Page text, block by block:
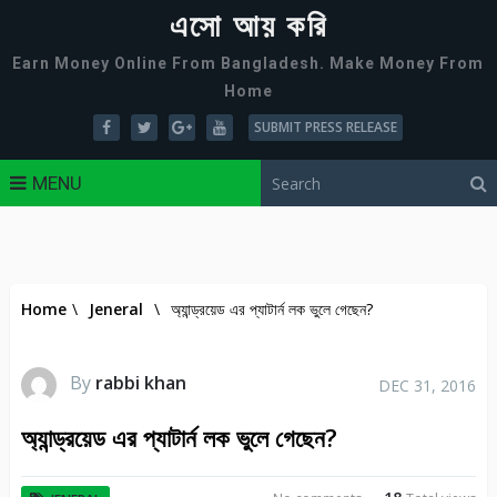
এসো আয় করি
Earn Money Online From Bangladesh. Make Money From
Home
SUBMIT PRESS RELEASE
MENU
Home \ Jeneral \ অ্যান্ড্রয়েড এর প্যাটার্ন লক ভুলে গেছেন?
By rabbi khan DEC 31, 2016
অ্যান্ড্রয়েড এর প্যাটার্ন লক ভুলে গেছেন?